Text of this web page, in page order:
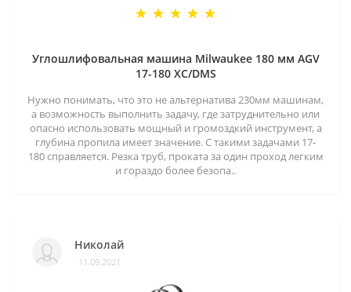
Углошлифовальная машина Milwaukee 180 мм AGV
17-180 XC/DMS
Нужно понимать, что это не альтернатива 230мм машинам,
а возможность выполнить задачу, где затруднительно или
опасно использовать мощный и громоздкий инструмент, а
глубина пропила имеет значение. С такими задачами 17-
180 справляется. Резка труб, проката за один проход легким
и гораздо более безопа..
Николай
11.09.2021